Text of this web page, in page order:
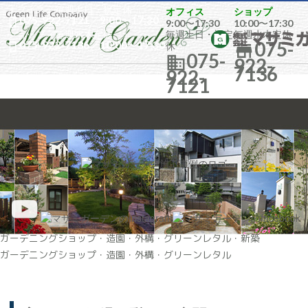
オフィス／
075-922-7121 ／9:00〜17:30
ショップ／毎週水木定休
075-922-7136／10:00〜17:30
オフィス
9:00〜17:30
毎週土日・祝定
休
075-
922-
7121
ショップ
10:00〜17:30
毎週水木定休
075-
922-
7136
ガーデニングショップ・造園・外構・グリーンレタル・新築
ガーデニングショップ・造園・外構・グリーンレタル